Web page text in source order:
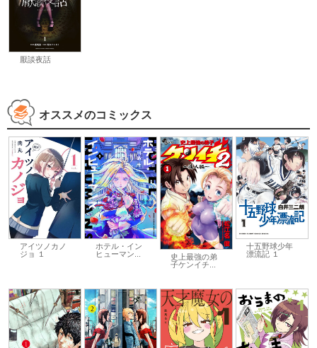
厭談夜話
オススメのコミックス
アイツノカノ
ジョ １
ホテル・イン
ヒューマン...
史上最強の弟
子ケンイチ...
十五野球少年
漂流記 １